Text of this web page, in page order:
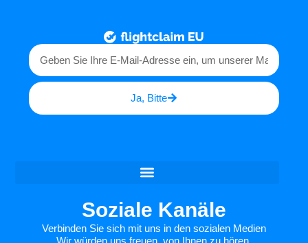
Ja, Bitte
Soziale Kanäle
Verbinden Sie sich mit uns in den sozialen Medien
Wir würden uns freuen, von Ihnen zu hören.